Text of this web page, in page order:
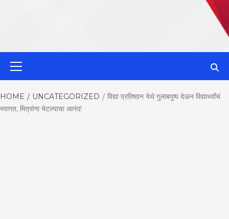
Best News
HOME UNCATEGORIZED
विद्या प्रतिष्ठान येथे गुलाबपुष्प देऊन विद्यार्थ्यांचं
स्वागत, मित्रांना भेटल्याचा आनंद!